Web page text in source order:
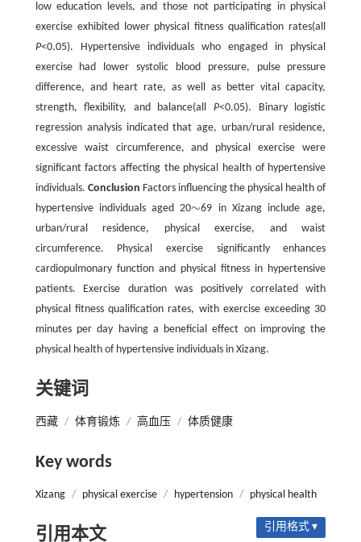
low education levels, and those not participating in physical
exercise exhibited lower physical fitness qualification rates(all
P<0.05). Hypertensive individuals who engaged in physical
exercise had lower systolic blood pressure, pulse pressure
difference, and heart rate, as well as better vital capacity,
strength, flexibility, and balance(allP<0.05). Binary logistic
regression analysis indicated that age, urban/rural residence,
excessive waist circumference, and physical exercise were
significant factors affecting the physical health of hypertensive
individuals. Conclusion Factors influencing the physical health of
hypertensive individuals aged 20∼
∼69 in Xizang include age,
urban/rural residence, physical exercise, and waist
circumference. Physical exercise significantly enhances
cardiopulmonary function and physical fitness in hypertensive
patients. Exercise duration was positively correlated with
physical fitness qualification rates, with exercise exceeding 30
minutes per day having a beneficial effect on improving the
physical health of hypertensive individuals in Xizang.
关键词
西藏 / 体育锻炼 / 高血压 / 体质健康
Key words
Xizang / physical exercise / hypertension / physical health
引用本文 引用格式 ▾